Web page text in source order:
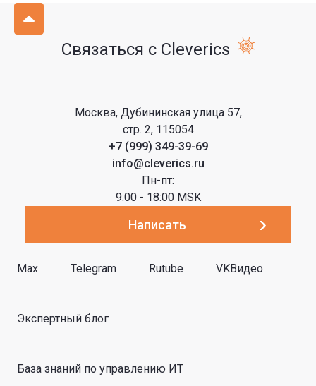
Связаться с Cleverics
Москва, Дубининская улица 57,
стр. 2, 115054
+7 (999) 349-39-69
info@cleverics.ru
Пн-пт:
9:00 - 18:00 MSK
Написать
Max Telegram Rutube VKВидео
Экспертный блог
База знаний по управлению ИТ